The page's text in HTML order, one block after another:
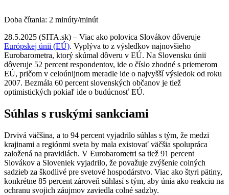
Doba čítania: 2 minúty/minút
28.5.2025 (SITA.sk) – Viac ako polovica Slovákov dôveruje
Európskej únii (EÚ). Vyplýva to z výsledkov najnovšieho
Eurobarometra, ktorý skúmal dôveru v EÚ. Na Slovensku únii
dôveruje 52 percent respondentov, ide o číslo zhodné s priemerom
EÚ, pričom v celoúnijnom meradle ide o najvyšší výsledok od roku
2007. Bezmála 60 percent slovenských občanov je tiež
optimistických pokiaľ ide o budúcnosť EÚ.
Súhlas s ruskými sankciami
Drvivá väčšina, a to 94 percent vyjadrilo súhlas s tým, že medzi
krajinami a regiónmi sveta by mala existovať väčšia spolupráca
založená na pravidlách. V Eurobarometri sa tiež 91 percent
Slovákov a Sloveniek vyjadrilo, že považuje zvýšenie colných
sadzieb za škodlivé pre svetové hospodárstvo. Viac ako štyri pätiny,
konkrétne 85 percent zároveň súhlasí s tým, aby únia ako reakciu na
ochranu svojich záujmov zaviedla colné sadzby.